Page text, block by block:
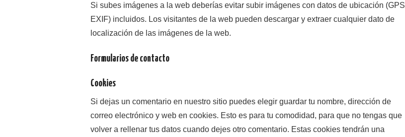
Si subes imágenes a la web deberías evitar subir imágenes con datos de ubicación (GPS
EXIF) incluidos. Los visitantes de la web pueden descargar y extraer cualquier dato de
localización de las imágenes de la web.
Formularios de contacto
Cookies
Si dejas un comentario en nuestro sitio puedes elegir guardar tu nombre, dirección de
correo electrónico y web en cookies. Esto es para tu comodidad, para que no tengas que
volver a rellenar tus datos cuando dejes otro comentario. Estas cookies tendrán una